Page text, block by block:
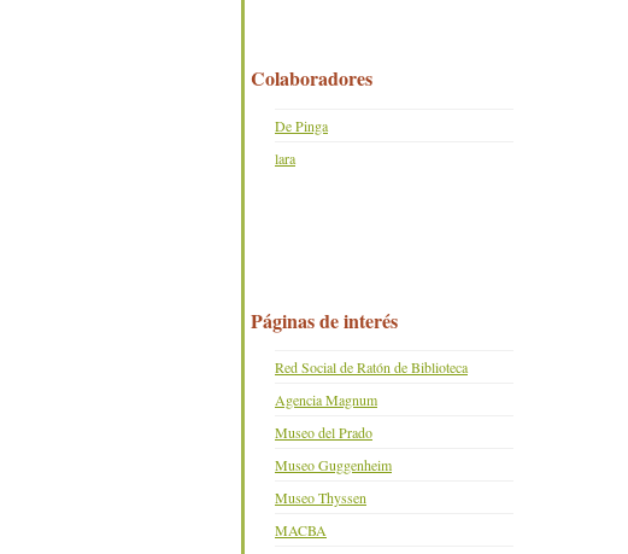
Colaboradores
De Pinga
lara
Páginas de interés
Red Social de Ratón de Biblioteca
Agencia Magnum
Museo del Prado
Museo Guggenheim
Museo Thyssen
MACBA